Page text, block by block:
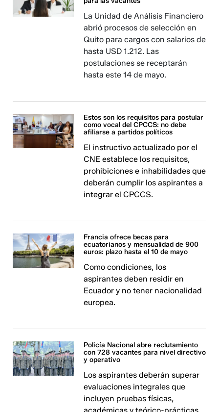
La Unidad de Análisis Financiero
abrió procesos de selección en
Quito para cargos con salarios de
hasta USD 1.212. Las
postulaciones se receptarán
hasta este 14 de mayo.
Estos son los requisitos para postular
como vocal del CPCCS: no debe
afiliarse a partidos políticos
El instructivo actualizado por el
CNE establece los requisitos,
prohibiciones e inhabilidades que
deberán cumplir los aspirantes a
integrar el CPCCS.
Francia ofrece becas para
ecuatorianos y mensualidad de 900
euros: plazo hasta el 10 de mayo
Como condiciones, los
aspirantes deben residir en
Ecuador y no tener nacionalidad
europea.
Policía Nacional abre reclutamiento
con 728 vacantes para nivel directivo
y operativo
Los aspirantes deberán superar
evaluaciones integrales que
incluyen pruebas físicas,